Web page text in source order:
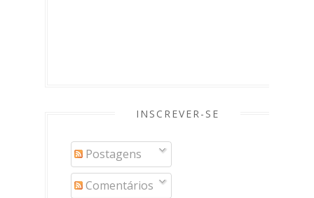
INSCREVER-SE
Postagens
Comentários